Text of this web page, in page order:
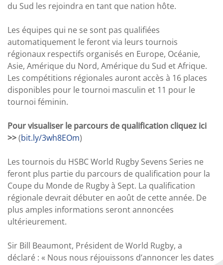
du Sud les rejoindra en tant que nation hôte.
Les équipes qui ne se sont pas qualifiées
automatiquement le feront via leurs tournois
régionaux respectifs organisés en Europe, Océanie,
Asie, Amérique du Nord, Amérique du Sud et Afrique.
Les compétitions régionales auront accès à 16 places
disponibles pour le tournoi masculin et 11 pour le
tournoi féminin.
Pour visualiser le parcours de qualification cliquez ici
>>(bit.ly/3wh8EOm)
Les tournois du HSBC World Rugby Sevens Series ne
feront plus partie du parcours de qualification pour la
Coupe du Monde de Rugby à Sept. La qualification
régionale devrait débuter en août de cette année. De
plus amples informations seront annoncées
ultérieurement.
Sir Bill Beaumont, Président de World Rugby, a
déclaré : « Nous nous réjouissons d’annoncer les dates